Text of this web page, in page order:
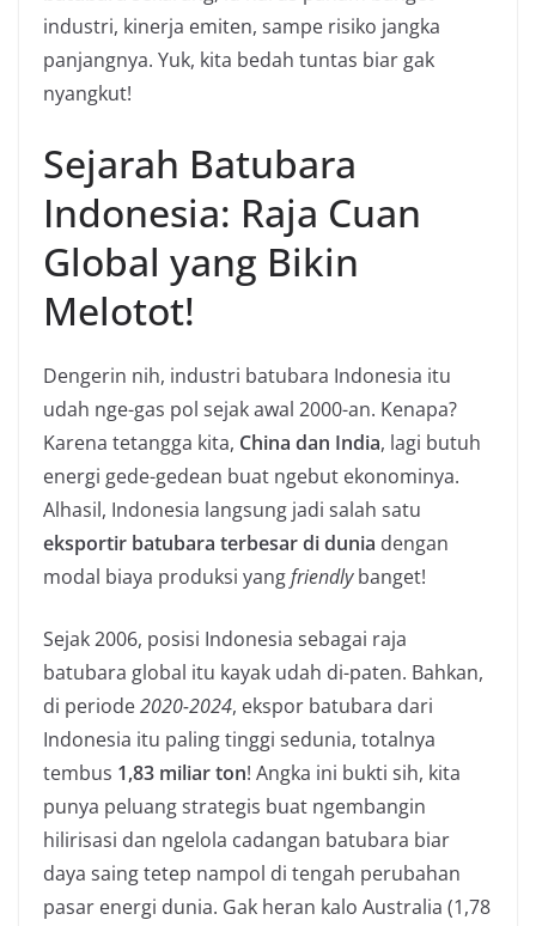
industri, kinerja emiten, sampe risiko jangka
panjangnya. Yuk, kita bedah tuntas biar gak
nyangkut!
Sejarah Batubara
Indonesia: Raja Cuan
Global yang Bikin
Melotot!
Dengerin nih, industri batubara Indonesia itu
udah nge-gas pol sejak awal 2000-an. Kenapa?
Karena tetangga kita, China dan India, lagi butuh
energi gede-gedean buat ngebut ekonominya.
Alhasil, Indonesia langsung jadi salah satu
eksportir batubara terbesar di dunia dengan
modal biaya produksi yangfriendlybanget!
Sejak 2006, posisi Indonesia sebagai raja
batubara global itu kayak udah di-paten. Bahkan,
di periode2020-2024, ekspor batubara dari
Indonesia itu paling tinggi sedunia, totalnya
tembus 1,83 miliar ton! Angka ini bukti sih, kita
punya peluang strategis buat ngembangin
hilirisasi dan ngelola cadangan batubara biar
daya saing tetep nampol di tengah perubahan
pasar energi dunia. Gak heran kalo Australia (1,78